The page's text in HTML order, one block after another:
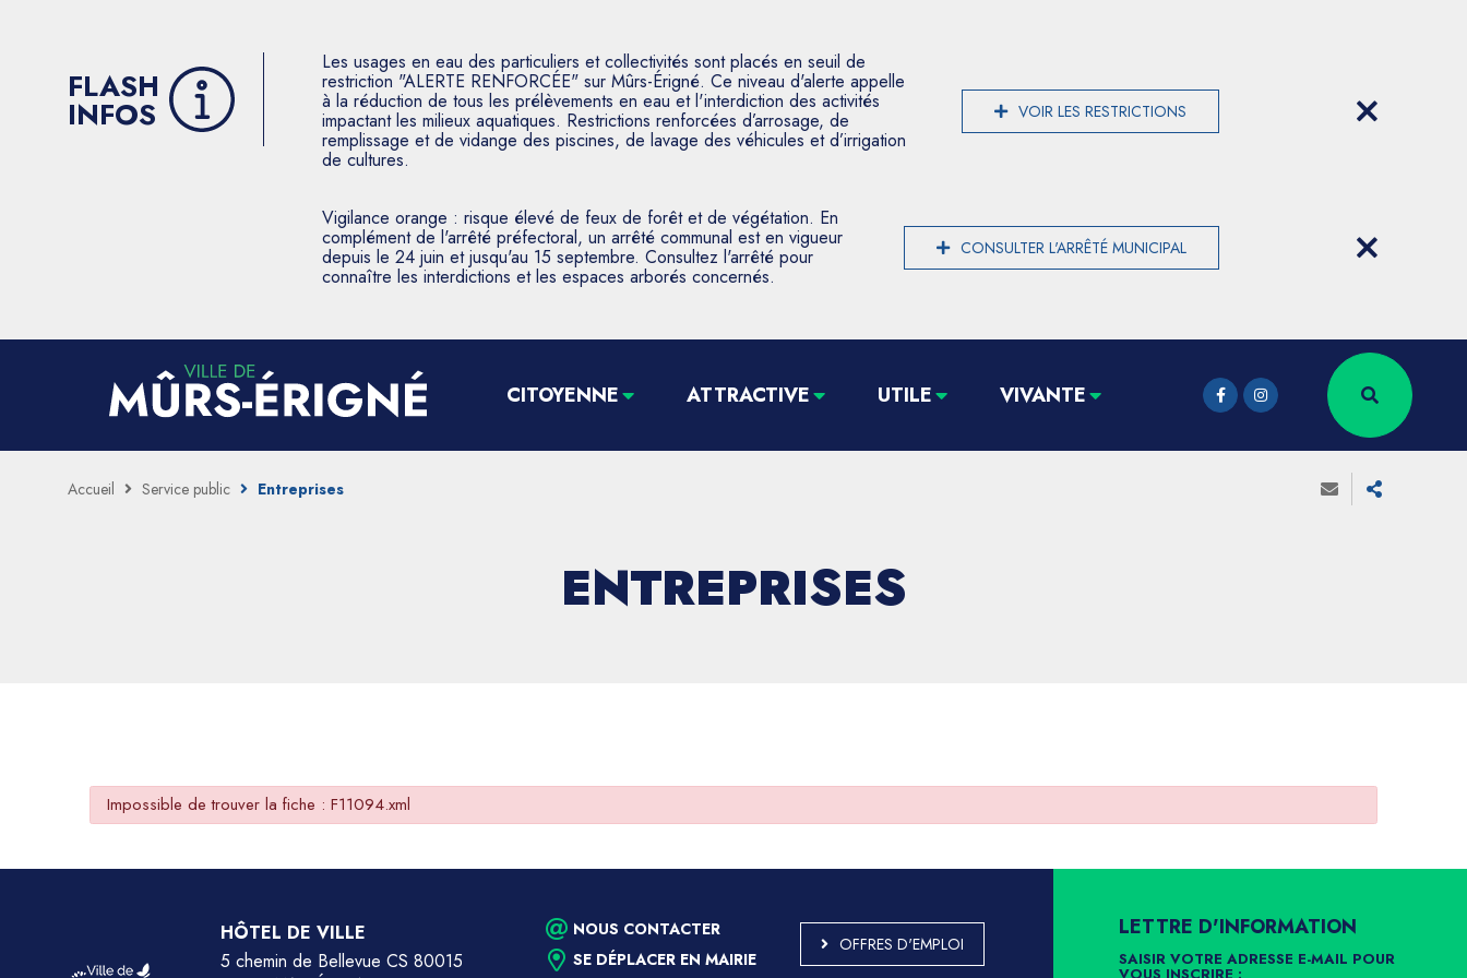
FLASH
INFOS
Les usages en eau des particuliers et collectivités sont placés en seuil de
restriction "ALERTE RENFORCÉE" sur Mûrs-Érigné. Ce niveau d'alerte appelle
à la réduction de tous les prélèvements en eau et l'interdiction des activités
impactant les milieux aquatiques. Restrictions renforcées d’arrosage, de
remplissage et de vidange des piscines, de lavage des véhicules et d’irrigation
de cultures.
VOIR LES RESTRICTIONS
Vigilance orange : risque élevé de feux de forêt et de végétation. En
complément de l'arrêté préfectoral, un arrêté communal est en vigueur
depuis le 24 juin et jusqu'au 15 septembre. Consultez l'arrêté pour
connaître les interdictions et les espaces arborés concernés.
CONSULTER L'ARRÊTÉ MUNICIPAL
CITOYENNE ATTRACTIVE UTILE VIVANTE
Accueil Service public Entreprises
ENTREPRISES
Impossible de trouver la fiche : F11094.xml
HÔTEL DE VILLE
5 chemin de Bellevue CS 80015
NOUS CONTACTER
SE DÉPLACER EN MAIRIE
OFFRES D'EMPLOI
LETTRE D'INFORMATION
SAISIR VOTRE ADRESSE E-MAIL POUR